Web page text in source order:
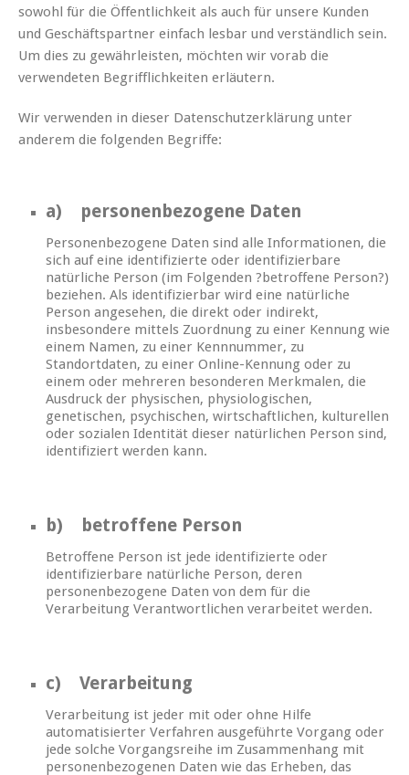
sowohl für die Öffentlichkeit als auch für unsere Kunden
und Geschäftspartner einfach lesbar und verständlich sein.
Um dies zu gewährleisten, möchten wir vorab die
verwendeten Begrifflichkeiten erläutern.
Wir verwenden in dieser Datenschutzerklärung unter
anderem die folgenden Begriffe:
a) personenbezogene Daten
Personenbezogene Daten sind alle Informationen, die
sich auf eine identifizierte oder identifizierbare
natürliche Person (im Folgenden ?betroffene Person?)
beziehen. Als identifizierbar wird eine natürliche
Person angesehen, die direkt oder indirekt,
insbesondere mittels Zuordnung zu einer Kennung wie
einem Namen, zu einer Kennnummer, zu
Standortdaten, zu einer Online-Kennung oder zu
einem oder mehreren besonderen Merkmalen, die
Ausdruck der physischen, physiologischen,
genetischen, psychischen, wirtschaftlichen, kulturellen
oder sozialen Identität dieser natürlichen Person sind,
identifiziert werden kann.
b) betroffene Person
Betroffene Person ist jede identifizierte oder
identifizierbare natürliche Person, deren
personenbezogene Daten von dem für die
Verarbeitung Verantwortlichen verarbeitet werden.
c) Verarbeitung
Verarbeitung ist jeder mit oder ohne Hilfe
automatisierter Verfahren ausgeführte Vorgang oder
jede solche Vorgangsreihe im Zusammenhang mit
personenbezogenen Daten wie das Erheben, das